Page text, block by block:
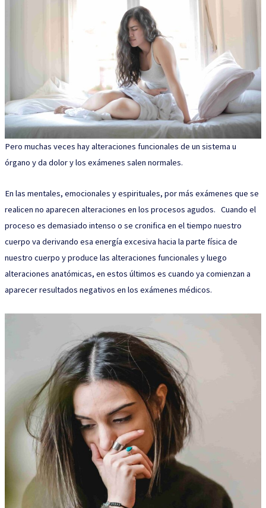
Pero muchas veces hay alteraciones funcionales de un sistema u
órgano y da dolor y los exámenes salen normales.
En las mentales, emocionales y espirituales, por más exámenes que se
realicen no aparecen alteraciones en los procesos agudos. Cuando el
proceso es demasiado intenso o se cronifica en el tiempo nuestro
cuerpo va derivando esa energía excesiva hacia la parte física de
nuestro cuerpo y produce las alteraciones funcionales y luego
alteraciones anatómicas, en estos últimos es cuando ya comienzan a
aparecer resultados negativos en los exámenes médicos.